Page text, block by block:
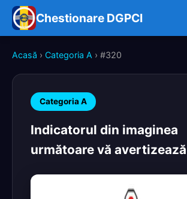
Chestionare DGPCI
Acasă › Categoria A › #320
Categoria A
Indicatorul din imaginea
următoare vă